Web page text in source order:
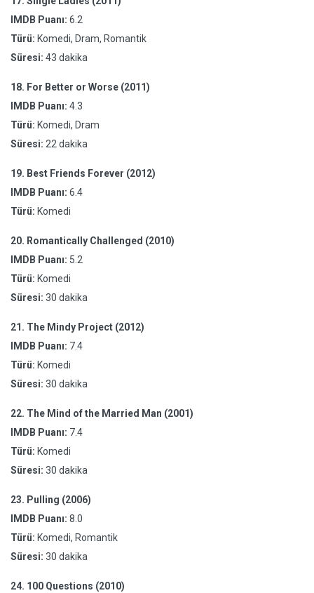
IMDB Puanı: 6.2
Türü: Komedi, Dram, Romantik
Süresi: 43 dakika
18. For Better or Worse (2011)
IMDB Puanı: 4.3
Türü: Komedi, Dram
Süresi: 22 dakika
19. Best Friends Forever (2012)
IMDB Puanı: 6.4
Türü: Komedi
20. Romantically Challenged (2010)
IMDB Puanı: 5.2
Türü: Komedi
Süresi: 30 dakika
21. The Mindy Project (2012)
IMDB Puanı: 7.4
Türü: Komedi
Süresi: 30 dakika
22. The Mind of the Married Man (2001)
IMDB Puanı: 7.4
Türü: Komedi
Süresi: 30 dakika
23. Pulling (2006)
IMDB Puanı: 8.0
Türü: Komedi, Romantik
Süresi: 30 dakika
24. 100 Questions (2010)